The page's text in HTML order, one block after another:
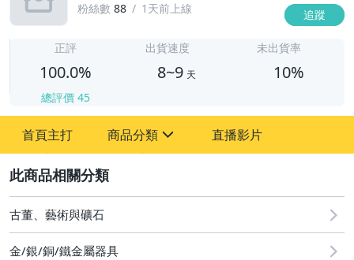
粉絲數 88 1天前上線 追蹤
正評
100.0%
總評價 45
出貨速度
8~9 天
未出貨率
10%
首頁主打 商品分類
其它
直播影片
古董、藝術與礦石
金/銀/銅/鐵金屬器具